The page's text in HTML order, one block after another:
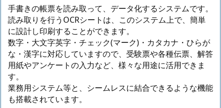
手書きの帳票を読み取って、データ化するシステムです。
読み取りを行うOCRシートは、このシステム上で、簡単
に設計し印刷することができます。
数字・大文字英字・チェック(マーク)・カタカナ・ひらが
な・漢字に対応していますので、受験票や各種伝票、解答
用紙やアンケートの入力など、様々な用途に活用できま
す。
業務用システム等と、シームレスに結合できるような機能
も搭載されています。